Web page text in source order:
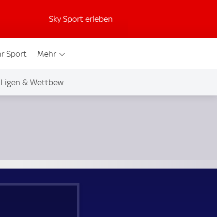
Sky Sport erleben
Sport Mehr
Ligen & Wettbew.